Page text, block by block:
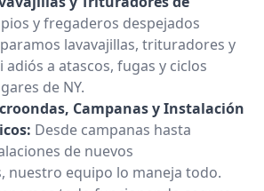
y fregaderos despejados
lavavajillas, trituradores y
a atascos, fugas y ciclos
de NY.
Campanas y Instalación
Desde campanas hasta
de nuevos
nuestro equipo lo maneja todo.